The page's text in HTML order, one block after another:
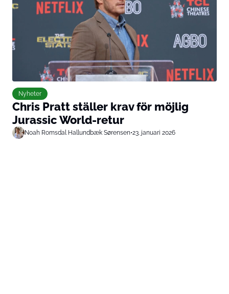
Nyheter
Chris Pratt ställer krav för möjlig
Jurassic World-retur
Noah Romsdal Hallundbæk Sørensen•23. januari 2026